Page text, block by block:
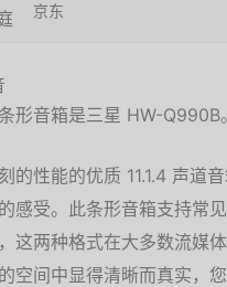
京东
形音箱是三星 HW-Q990B
的性能的优质 11.1.4 声道
感受。此条形音箱支持常
这两种格式在大多数流媒
空间中显得清晰而真实，